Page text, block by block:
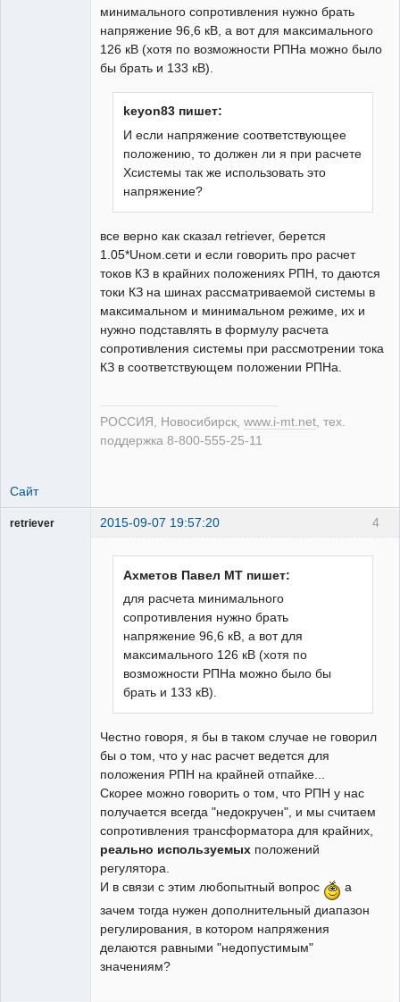
минимального сопротивления нужно брать
напряжение 96,6 кВ, а вот для максимального
126 кВ (хотя по возможности РПНа можно было
бы брать и 133 кВ).
keyon83 пишет:
И если напряжение соответствующее
положению, то должен ли я при расчете
Хсистемы так же использовать это
напряжение?
все верно как сказал retriever, берется
1.05*Uном.сети и если говорить про расчет
токов КЗ в крайних положениях РПН, то даются
токи КЗ на шинах рассматриваемой системы в
максимальном и минимальном режиме, их и
нужно подставлять в формулу расчета
сопротивления системы при рассмотрении тока
КЗ в соответствующем положении РПНа.
РОССИЯ, Новосибирск, www.i-mt.net , тех.
поддержка 8-800-555-25-11
Сайт
4
retriever 2015-09-07 19:57:20
Ахметов Павел МТ пишет:
для расчета минимального
сопротивления нужно брать
напряжение 96,6 кВ, а вот для
максимального 126 кВ (хотя по
возможности РПНа можно было бы
брать и 133 кВ).
Честно говоря, я бы в таком случае не говорил
бы о том, что у нас расчет ведется для
положения РПН на крайней отпайке...
Скорее можно говорить о том, что РПН у нас
получается всегда "недокручен", и мы считаем
сопротивления трансформатора для крайних,
реально используемых положений
регулятора.
И в связи с этим любопытный вопрос
а
зачем тогда нужен дополнительный диапазон
регулирования, в котором напряжения
делаются равными "недопустимым"
значениям?